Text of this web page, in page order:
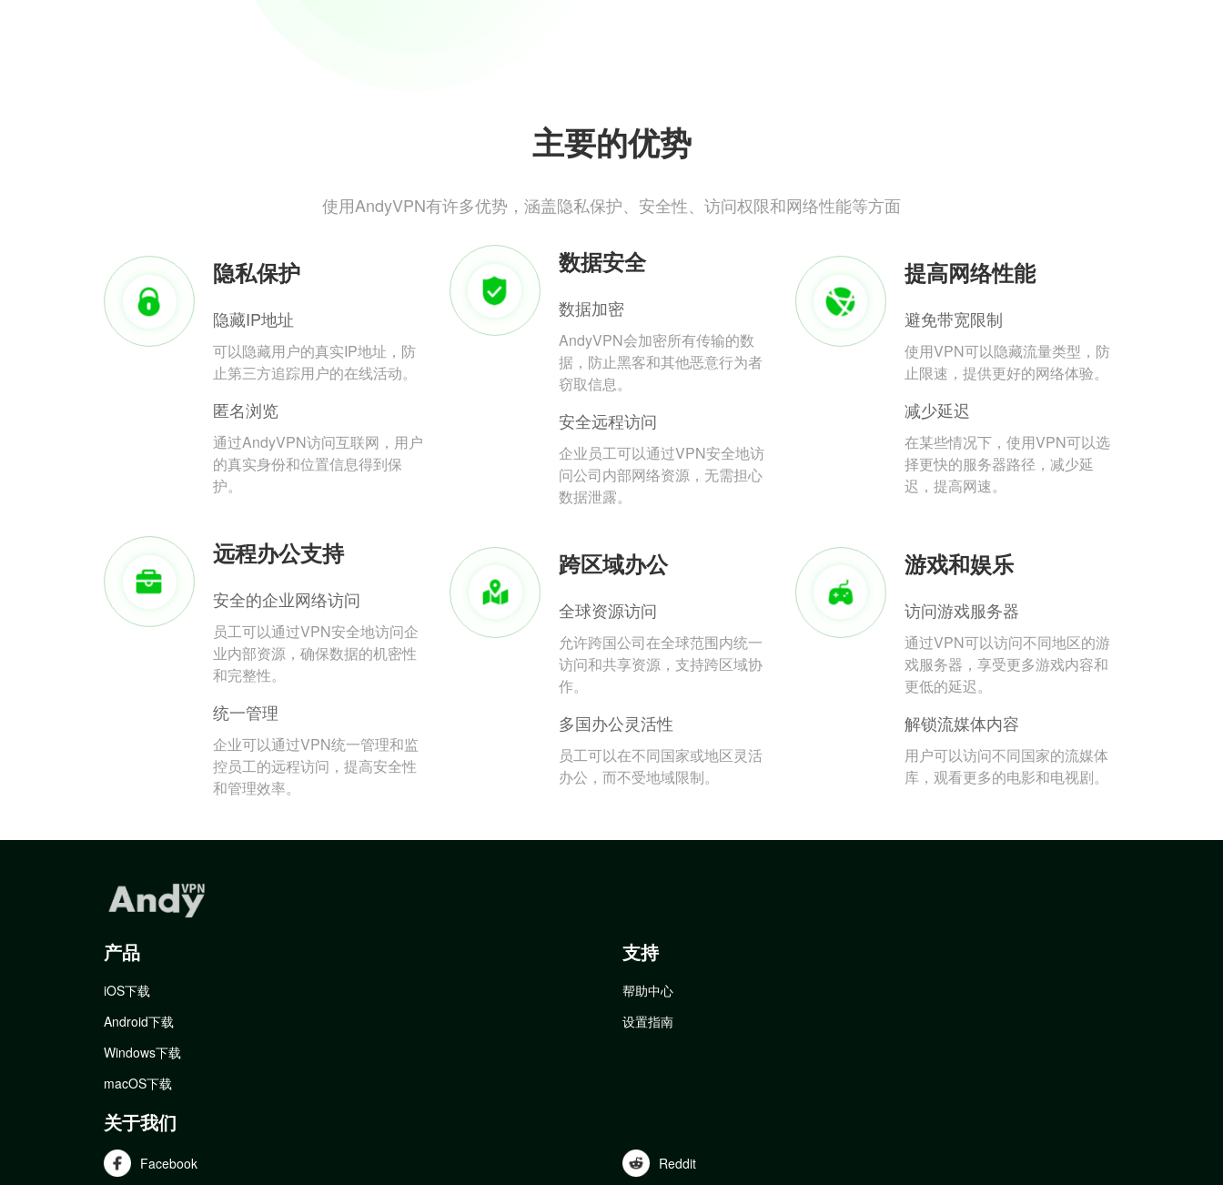
主要的优势
使用AndyVPN有许多优势，涵盖隐私保护、安全性、访问权限和网络性能等方面
隐私保护
隐藏IP地址
可以隐藏用户的真实IP地址，防
止第三方追踪用户的在线活动。
匿名浏览
通过AndyVPN访问互联网，用户
的真实身份和位置信息得到保
护。
数据安全
数据加密
AndyVPN会加密所有传输的数
据，防止黑客和其他恶意行为者
窃取信息。
安全远程访问
企业员工可以通过VPN安全地访
问公司内部网络资源，无需担心
数据泄露。
提高网络性能
避免带宽限制
使用VPN可以隐藏流量类型，防
止限速，提供更好的网络体验。
减少延迟
在某些情况下，使用VPN可以选
择更快的服务器路径，减少延
迟，提高网速。
远程办公支持
安全的企业网络访问
员工可以通过VPN安全地访问企
业内部资源，确保数据的机密性
和完整性。
统一管理
企业可以通过VPN统一管理和监
控员工的远程访问，提高安全性
和管理效率。
跨区域办公
全球资源访问
允许跨国公司在全球范围内统一
访问和共享资源，支持跨区域协
作。
多国办公灵活性
员工可以在不同国家或地区灵活
办公，而不受地域限制。
游戏和娱乐
访问游戏服务器
通过VPN可以访问不同地区的游
戏服务器，享受更多游戏内容和
更低的延迟。
解锁流媒体内容
用户可以访问不同国家的流媒体
库，观看更多的电影和电视剧。
产品
iOS下载
Android下载
Windows下载
macOS下载
支持
帮助中心
设置指南
关于我们
Facebook Reddit